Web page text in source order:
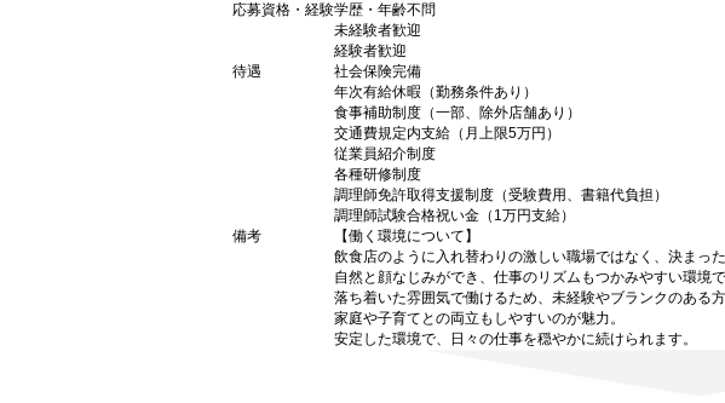
応募資格・経験学歴・年齢不問
未経験者歓迎
経験者歓迎
待遇
社会保険完備
年次有給休暇（勤務条件あり）
食事補助制度（一部、除外店舗あり）
交通費規定内支給（月上限5万円）
従業員紹介制度
各種研修制度
調理師免許取得支援制度（受験費用、書籍代負担）
調理師試験合格祝い金（1万円支給）
備考
【働く環境について】
飲食店のように入れ替わりの激しい職場ではなく、決まっ
自然と顔なじみができ、仕事のリズムもつかみやすい環境で
落ち着いた雰囲気で働けるため、未経験やブランクのある方
家庭や子育てとの両立もしやすいのが魅力。
安定した環境で、日々の仕事を穏やかに続けられます。